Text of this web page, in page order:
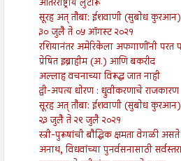
आंतरराष्ट्रीय लुटारू
सूरह अत् तौबा: ईशवाणी (सुबोध कुरआन)
३० जुलै ते ०५ ऑगस्ट २०२१
रशियानंतर अमेरिकेला अफगाणींनी परत
प्रेषित इब्राहीम (अ.) आणि बकरीद
अल्लाह वचनाच्या विरूद्ध जात नाही
द्वी-अपत्य धोरण : ध्रुवीकरणाचे राजकारण
सूरह अत् तौबा: ईशवाणी (सुबोध कुरआन)
२३ जुलै ते २९ जुलै २०२१
स्त्री-पुरूषांची बौद्धिक क्षमता वेगळी
अनाथ, विधवांच्या पुनर्वसनासाठी